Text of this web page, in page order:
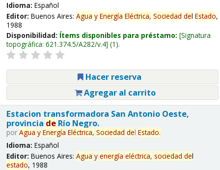
Idioma: Español
Editor: Buenos Aires: Agua y Energía Eléctrica, Sociedad del Estado,
1988
Disponibilidad: Ítems disponibles para préstamo: Signatura
topográfica: 621.374.5/A282/v.4 (1).
Hacer reserva
Agregar al carrito
Estacion transformadora San Antonio Oeste,
provincia deRío Negro.
por Agua y Energía Eléctrica, Sociedad del Estado.
Idioma: Español
Editor: Buenos Aires: Agua y energía eléctrica, sociedad del
estado, 1988